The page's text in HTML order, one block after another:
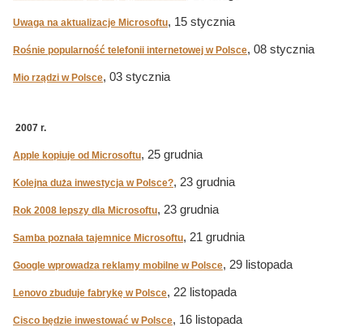
Uwaga na aktualizacje Microsoftu, 15 stycznia
Rośnie popularność telefonii internetowej w Polsce, 08 stycznia
Mio rządzi w Polsce, 03 stycznia
2007 r.
Apple kopiuje od Microsoftu, 25 grudnia
Kolejna duża inwestycja w Polsce?, 23 grudnia
Rok 2008 lepszy dla Microsoftu, 23 grudnia
Samba poznała tajemnice Microsoftu, 21 grudnia
Google wprowadza reklamy mobilne w Polsce, 29 listopada
Lenovo zbuduje fabrykę w Polsce, 22 listopada
Cisco będzie inwestować w Polsce, 16 listopada